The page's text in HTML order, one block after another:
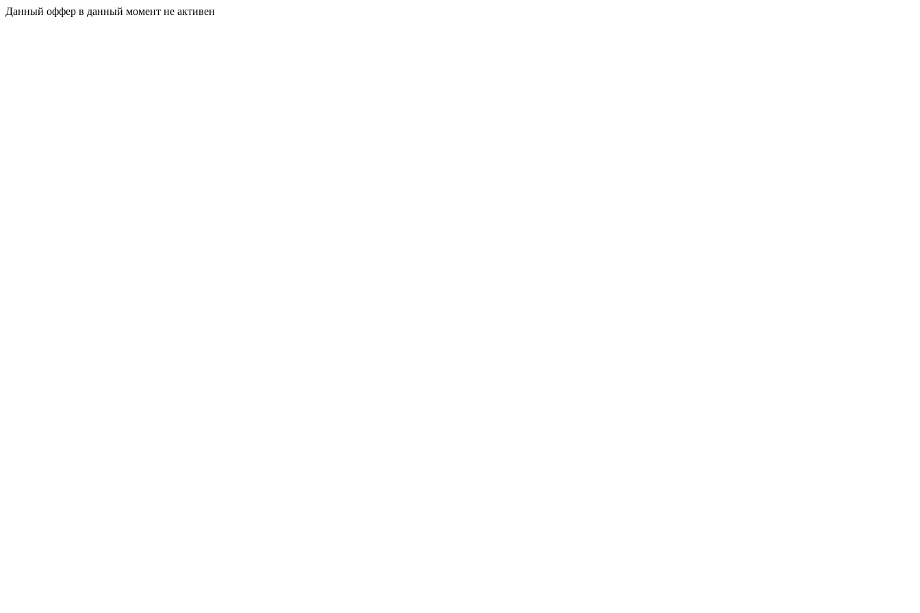
Данный оффер в данный момент не активен